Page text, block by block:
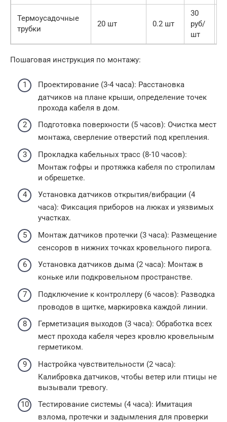
Термоусадочные
трубки
20 шт 0.2 шт
30
руб/
шт
Пошаговая инструкция по монтажу:
Проектирование (3-4 часа): Расстановка
датчиков на плане крыши, определение точек
прохода кабеля в дом.
Подготовка поверхности (5 часов): Очистка мест
монтажа, сверление отверстий под крепления.
Прокладка кабельных трасс (8-10 часов):
Монтаж гофры и протяжка кабеля по стропилам
и обрешетке.
Установка датчиков открытия/вибрации (4
часа): Фиксация приборов на люках и уязвимых
участках.
Монтаж датчиков протечки (3 часа): Размещение
сенсоров в нижних точках кровельного пирога.
Установка датчиков дыма (2 часа): Монтаж в
коньке или подкровельном пространстве.
Подключение к контроллеру (6 часов): Разводка
проводов в щитке, маркировка каждой линии.
Герметизация выходов (3 часа): Обработка всех
мест прохода кабеля через кровлю кровельным
герметиком.
Настройка чувствительности (2 часа):
Калибровка датчиков, чтобы ветер или птицы не
вызывали тревогу.
Тестирование системы (4 часа): Имитация
взлома, протечки и задымления для проверки